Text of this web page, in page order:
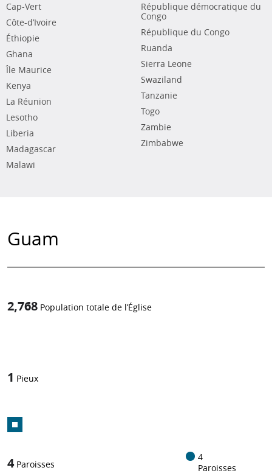
Cap-Vert
Côte-d’Ivoire
Éthiopie
Ghana
Île Maurice
Kenya
La Réunion
Lesotho
Liberia
Madagascar
Malawi
République démocratique du
Congo
République du Congo
Ruanda
Sierra Leone
Swaziland
Tanzanie
Togo
Zambie
Zimbabwe
Guam
2,768 Population totale de l’Église
1 Pieux
4 Paroisses
4
Paroisses